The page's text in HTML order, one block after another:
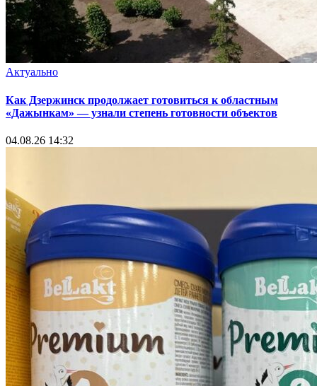
Актуально
Как Дзержинск продолжает готовиться к областным
«Дажынкам» — узнали степень готовности объектов
04.08.26 14:32